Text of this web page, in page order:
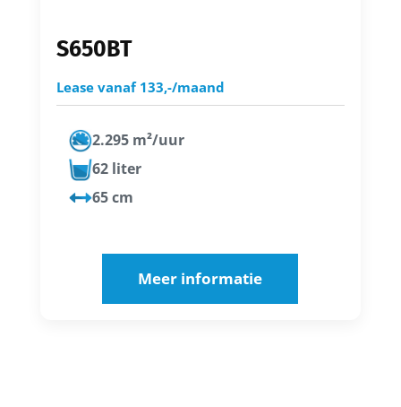
S650BT
Lease vanaf 133,-/maand
2.295 m²/uur
62 liter
65 cm
Meer informatie